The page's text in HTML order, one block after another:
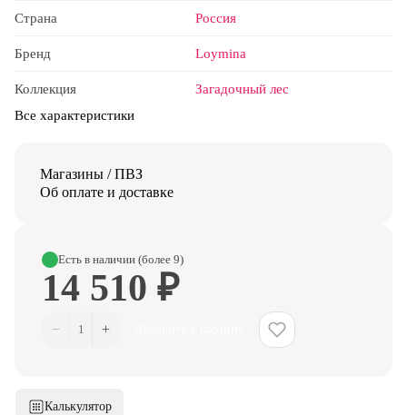
Страна Россия
Бренд Loymina
Коллекция
Загадочный лес
Все характеристики
Магазины / ПВЗ
Об оплате и доставке
Есть в наличии (более 9)
14 510 ₽
− 1 +
Калькулятор